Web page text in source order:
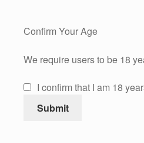
Confirm Your Age
We require users to be 18
I confirm that I am 18
Submit